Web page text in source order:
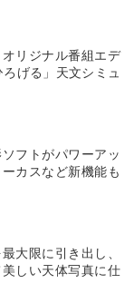
リジナル番組エデ
げる」天文シミュ
フトがパワーアッ
カスなど新機能も
大限に引き出し、
しい天体写真に仕